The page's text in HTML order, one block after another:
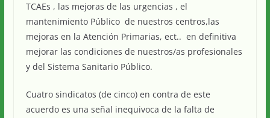
TCAEs , las mejoras de las urgencias , el
mantenimiento Público de nuestros centros,las
mejoras en la Atención Primarias, ect.. en definitiva
mejorar las condiciones de nuestros/as profesionales
y del Sistema Sanitario Público.
Cuatro sindicatos (de cinco) en contra de este
acuerdo es una señal inequivoca de la falta de